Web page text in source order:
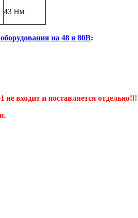
43 Нм
на 48 и 80В:
входит и поставляется отдельно!!!